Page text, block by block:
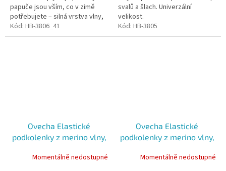
papuče jsou vším, co v zimě
potřebujete – silná vrstva vlny,
která izoluje chlad od spodní
části. Papuče jsou...
Kód: HB-3806_41
svalů a šlach. Univerzální
velikost.
Kód: HB-3805
Ovecha Elastické
podkolenky z merino vlny,
Momentálně nedostupné
Ovecha Elastické
podkolenky z merino vlny,
Momentálně nedostupné